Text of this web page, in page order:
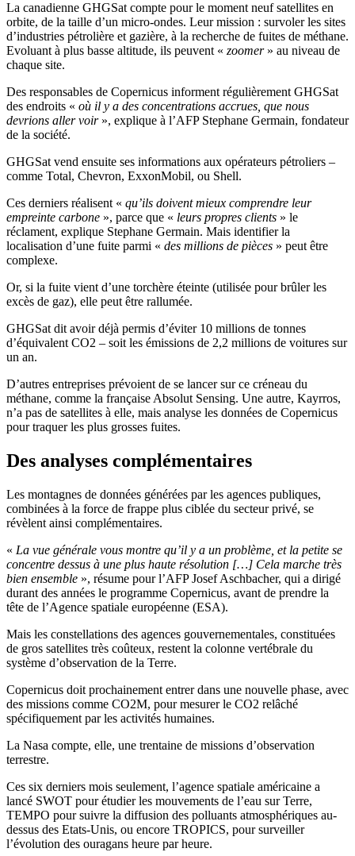
La canadienne GHGSat compte pour le moment neuf satellites en
orbite, de la taille d’un micro-ondes. Leur mission : survoler les sites
d’industries pétrolière et gazière, à la recherche de fuites de méthane.
Evoluant à plus basse altitude, ils peuvent « zoomer » au niveau de
chaque site.
Des responsables de Copernicus informent régulièrement GHGSat
des endroits « où il y a des concentrations accrues, que nous
devrions aller voir», explique à l’AFP Stephane Germain, fondateur
de la société.
GHGSat vend ensuite ses informations aux opérateurs pétroliers –
comme Total, Chevron, ExxonMobil, ou Shell.
Ces derniers réalisent « qu’ils doivent mieux comprendre leur
empreinte carbone », parce que « leurs propres clients » le
réclament, explique Stephane Germain. Mais identifier la
localisation d’une fuite parmi « des millions de pièces » peut être
complexe.
Or, si la fuite vient d’une torchère éteinte (utilisée pour brûler les
excès de gaz), elle peut être rallumée.
GHGSat dit avoir déjà permis d’éviter 10 millions de tonnes
d’équivalent CO2 – soit les émissions de 2,2 millions de voitures sur
un an.
D’autres entreprises prévoient de se lancer sur ce créneau du
méthane, comme la française Absolut Sensing. Une autre, Kayrros,
n’a pas de satellites à elle, mais analyse les données de Copernicus
pour traquer les plus grosses fuites.
Des analyses complémentaires
Les montagnes de données générées par les agences publiques,
combinées à la force de frappe plus ciblée du secteur privé, se
révèlent ainsi complémentaires.
« La vue générale vous montre qu’il y a un problème, et la petite se
concentre dessus à une plus haute résolution […] Cela marche très
bien ensemble », résume pour l’AFP Josef Aschbacher, qui a dirigé
durant des années le programme Copernicus, avant de prendre la
tête de l’Agence spatiale européenne (ESA).
Mais les constellations des agences gouvernementales, constituées
de gros satellites très coûteux, restent la colonne vertébrale du
système d’observation de la Terre.
Copernicus doit prochainement entrer dans une nouvelle phase, avec
des missions comme CO2M, pour mesurer le CO2 relâché
spécifiquement par les activités humaines.
La Nasa compte, elle, une trentaine de missions d’observation
terrestre.
Ces six derniers mois seulement, l’agence spatiale américaine a
lancé SWOT pour étudier les mouvements de l’eau sur Terre,
TEMPO pour suivre la diffusion des polluants atmosphériques au-
dessus des Etats-Unis, ou encore TROPICS, pour surveiller
l’évolution des ouragans heure par heure.